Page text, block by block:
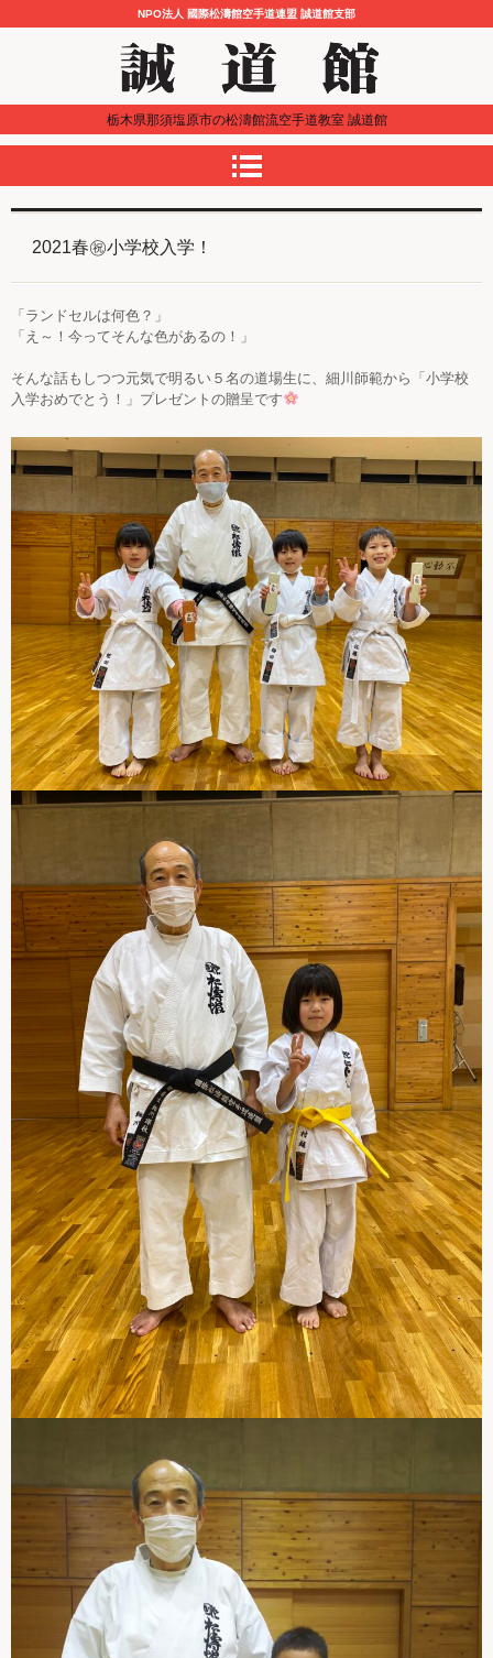
NPO法人 國際松濤館空手道連盟 誠道館支部
栃木県那須塩原市の松濤館流空手道教室 誠道館
2021春㊗小学校入学！
「ランドセルは何色？」
「え～！今ってそんな色があるの！」
そんな話もしつつ元気で明るい５名の道場生に、細川師範から「小学校
入学おめでとう！」プレゼントの贈呈です